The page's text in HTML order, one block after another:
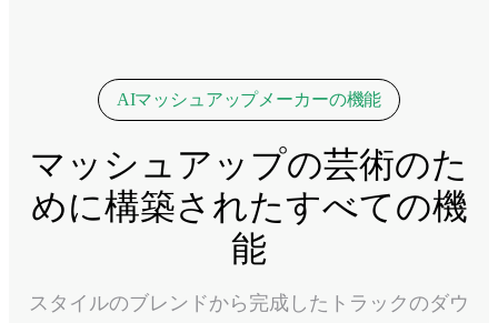
AIマッシュアップメーカーの機能
マッシュアップの芸術のた
めに構築されたすべての機
能
スタイルのブレンドから完成したトラックのダウ